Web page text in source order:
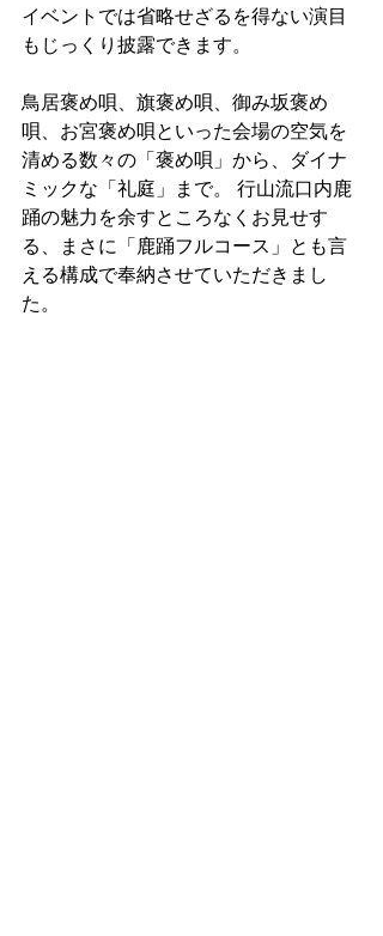
イベントでは省略せざるを得ない演目
もじっくり披露できます。
鳥居褒め唄、旗褒め唄、御み坂褒め
唄、お宮褒め唄といった会場の空気を
清める数々の「褒め唄」から、ダイナ
ミックな「礼庭」まで。 行山流口内鹿
踊の魅力を余すところなくお見せす
る、まさに「鹿踊フルコース」とも言
える構成で奉納させていただきまし
た。